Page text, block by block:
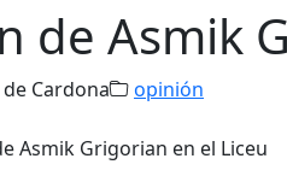
de Asmik
Cardona opinión